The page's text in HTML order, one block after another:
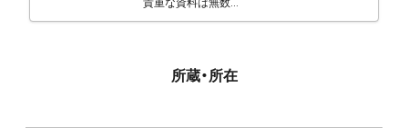
貴重な資料は無数...
所蔵・所在